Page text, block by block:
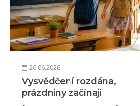
26.06.2026
Vysvědčení rozdána,
prázdniny začínají